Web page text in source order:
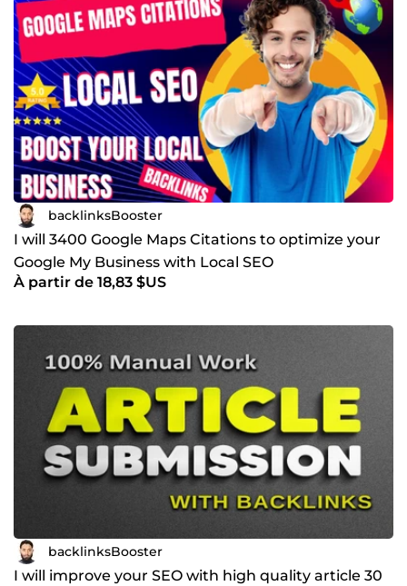
backlinksBooster
I will 3400 Google Maps Citations to optimize your
Google My Business with Local SEO
À partir de 18,83 $US
backlinksBooster
I will improve your SEO with high quality article 30